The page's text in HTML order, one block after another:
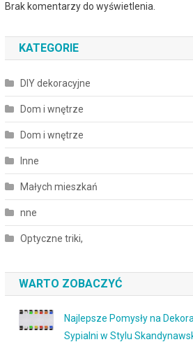
Brak komentarzy do wyświetlenia.
KATEGORIE
DIY dekoracyjne
Dom i wnętrze
Dom i wnętrze
Inne
Małych mieszkań
nne
Optyczne triki,
WARTO ZOBACZYĆ
Najlepsze Pomysły na
Sypialni w Stylu